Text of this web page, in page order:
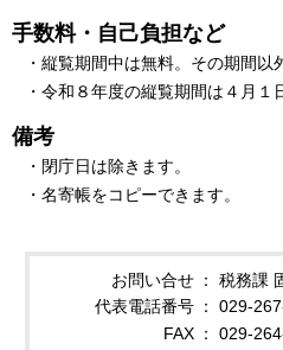
手数料・自己負担など
・縦覧期間中は無料。その期間以
・令和８年度の縦覧期間は４月１
備考
・閉庁日は除きます。
・名寄帳をコピーできます。
お問い合せ
税務課
代表電話番号
029-
FAX
029-